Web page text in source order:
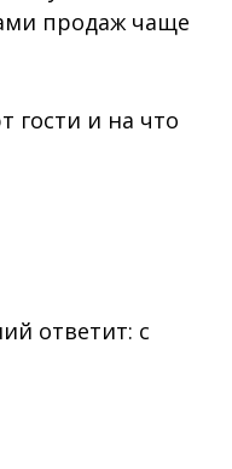
продаж чаще
гости и на что
ответит: с